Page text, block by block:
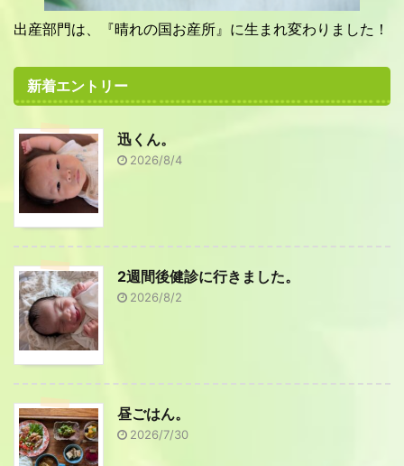
出産部門は、『晴れの国お産所』に生まれ変わりました！
新着エントリー
迅くん。
2026/8/4
2週間後健診に行きました。
2026/8/2
昼ごはん。
2026/7/30